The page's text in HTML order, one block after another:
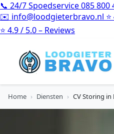
📞 24/7 Spoedservice085 800
✉️ info@loodgieterbravo.nl ⭐
⭐ 4.9 / 5.0 – Reviews
Home › Diensten › CV Storing in